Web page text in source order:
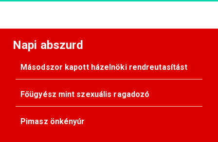
Napi abszurd
Másodszor kapott házelnöki rendreutasítást
Főügyész mint szexuális ragadozó
Pimasz önkényúr